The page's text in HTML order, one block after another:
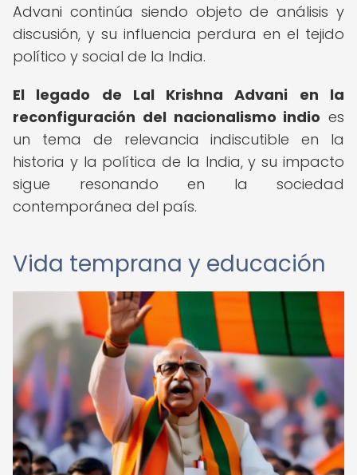
Advani continúa siendo objeto de análisis y
discusión, y su influencia perdura en el tejido
político y social de la India.
El legado de Lal Krishna Advani en la
reconfiguración del nacionalismo indio es
un tema de relevancia indiscutible en la
historia y la política de la India, y su impacto
sigue resonando en la sociedad
contemporánea del país.
Vida temprana y educación